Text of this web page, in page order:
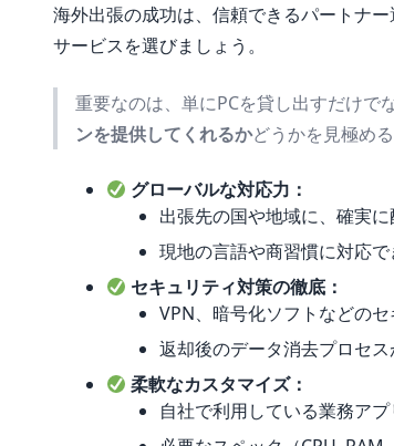
海外出張の成功は、信頼できるパートナ
サービスを選びましょう。
重要なのは、単にPCを貸し出すだけで
ンを提供してくれるかどうかを見極める
グローバルな対応力：
出張先の国や地域に、確実に
現地の言語や商習慣に対応で
セキュリティ対策の徹底：
VPN、暗号化ソフトなどの
返却後のデータ消去プロセス
柔軟なカスタマイズ：
自社で利用している業務ア